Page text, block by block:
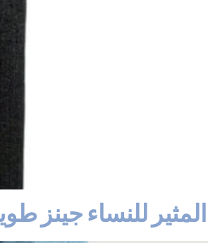
المثير للنساء جينز